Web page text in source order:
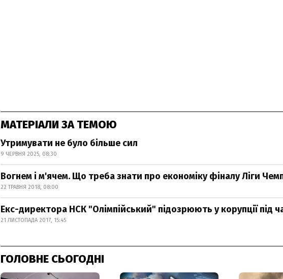
МАТЕРІАЛИ ЗА ТЕМОЮ
Утримувати не було більше сил
9 ЧЕРВНЯ 2025, 08:30
Вогнем і м'ячем. Що треба знати про економіку фіналу Ліги
22 ТРАВНЯ 2018, 08:00
Екс-директора НСК "Олімпійський" підозрюють у корупції під
21 ЛИСТОПАДА 2017, 15:45
ГОЛОВНЕ СЬОГОДНІ